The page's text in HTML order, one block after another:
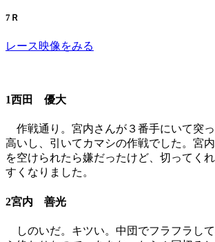
7Ｒ
レース映像をみる
1西田 優大
作戦通り。宮内さんが３番手にいて突
高いし、引いてカマシの作戦でした。宮
を空けられたら嫌だったけど、切ってく
すくなりました。
2宮内 善光
しのいだ。キツい。中団でフラフラし